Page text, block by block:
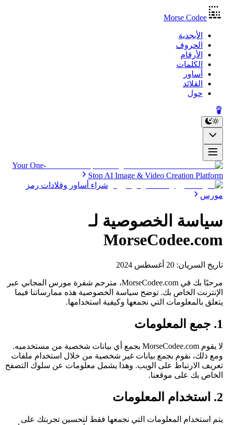
Morse Codee
الأبجدية
الحروف
الأرقام
الكلمات
أساور
القلائد
حول
Your One-
Stop AI Image & Video Creation Platform
شراء أساور وقلادات رمز
مورس
سياسة الخصوصية لـ
MorseCodee.com
تاريخ السريان: 20 أغسطس 2024
مرحبًا بك في MorseCodee.com، مترجم شفرة مورس المجاني عبر
الإنترنت الخاص بك. توضح سياسة الخصوصية هذه ممارساتنا فيما
يتعلق بالمعلومات التي نجمعها وكيفية استخدامها.
1. جمع المعلومات
لا يقوم MorseCodee.com بجمع أي بيانات شخصية من مستخدميه.
ومع ذلك، نقوم بجمع بيانات غير شخصية من خلال استخدام ملفات
تعريف الارتباط على الويب. وهذا يشمل معلومات عن سلوك التصفح
الخاص بك على موقعنا.
2. استخدام المعلومات
يتم استخدام المعلومات التي نجمعها فقط لتحسين تجربتك على